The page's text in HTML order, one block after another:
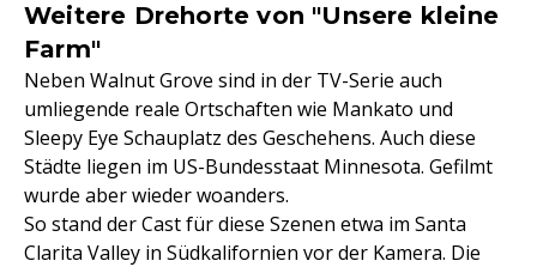
Weitere Drehorte von "Unsere kleine
Farm"
Neben Walnut Grove sind in der TV-Serie auch
umliegende reale Ortschaften wie Mankato und
Sleepy Eye Schauplatz des Geschehens. Auch diese
Städte liegen im US-Bundesstaat Minnesota. Gefilmt
wurde aber wieder woanders.
So stand der Cast für diese Szenen etwa im Santa
Clarita Valley in Südkalifornien vor der Kamera. Die